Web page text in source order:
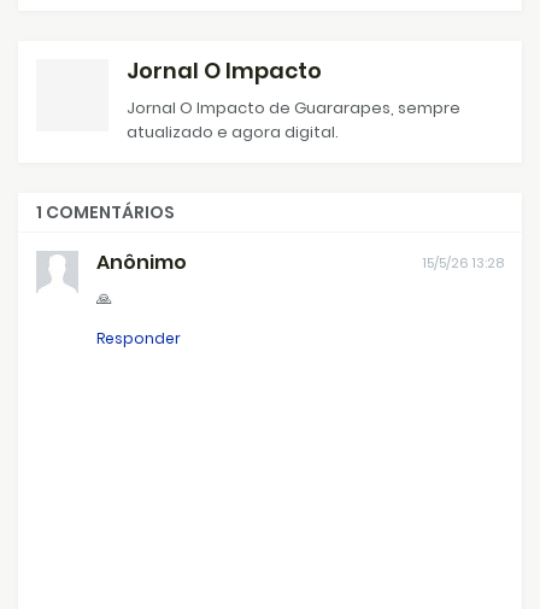
Jornal O Impacto
Jornal O Impacto de Guararapes, sempre
atualizado e agora digital.
1 COMENTÁRIOS
Anônimo 15/5/26 13:28
🙏
Responder